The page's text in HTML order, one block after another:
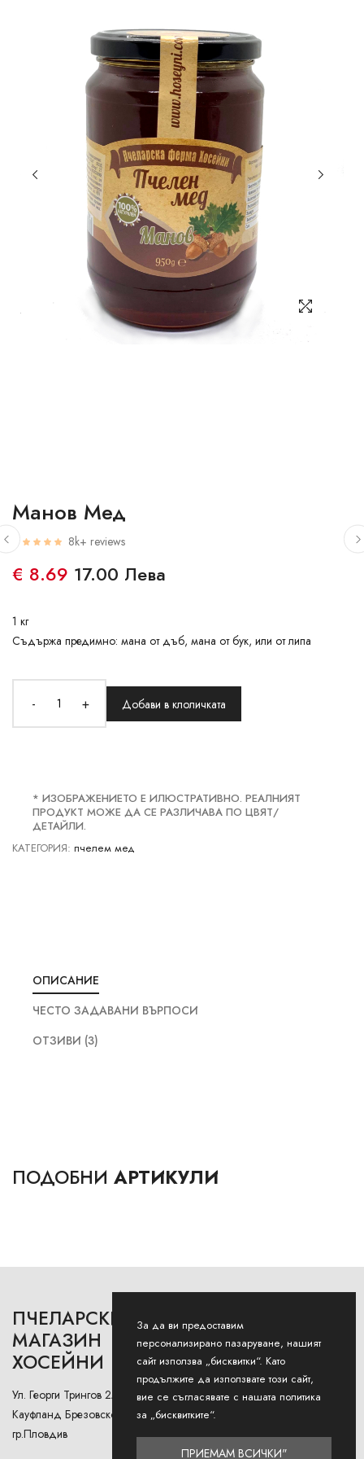
Манов Мед
8k+ reviews
€ 8.69 17.00 Лева
1 кг
Съдържа предимно: мана от дъб, мана от бук, или от липа
- + Добави в клоличката
* ИЗОБРАЖЕНИЕТО Е ИЛЮСТРАТИВНО. РЕАЛНИЯТ
ПРОДУКТ МОЖЕ ДА СЕ РАЗЛИЧАВА ПО ЦВЯТ/
ДЕТАЙЛИ.
КАТЕГОРИЯ: пчелем мед
ОПИСАНИЕ
ЧЕСТО ЗАДАВАНИ ВЪРПОСИ
ОТЗИВИ (3)
ПОДОБНИ АРТИКУЛИ
ПЧЕЛАРСКИ
МАГАЗИН
ХОСЕЙНИ
Ул. Георги Трингов 2А (до
Кауфланд Брезовско Шосе),
гр.Пловдив
РАБОТНО ВРЕМЕ
Понеделник - Петък: 9AM -
12:30PM и 13:00РМ - 18:00РМ
Събота: 9AM - 13PM
Неделя: Затворено
За да ви предоставим
персонализирано пазаруване, нашият
сайт използва „бисквитки“. Като
продължите да използвате този сайт,
вие се съгласявате с нашата политика
за „бисквитките“.
ПРИЕМАМ ВСИЧКИ"